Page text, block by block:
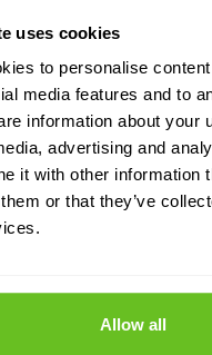
uses cookies
to personalise
media features and to
information about your
advertising and
it with other information
or that they’ve
Allow all
Demander un